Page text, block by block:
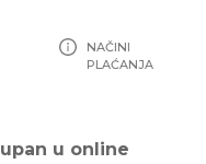
NAČINI
PLAĆANJA
u online